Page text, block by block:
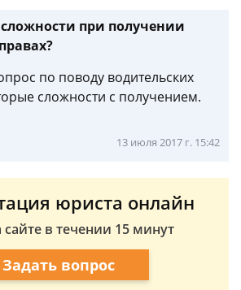
при получении
по поводу водительских
сложности с получением.
13 июля 2017 г. 15:42
юриста онлайн
сайте в течении 15 минут
Задать вопрос